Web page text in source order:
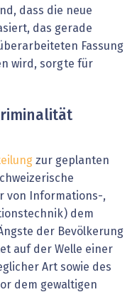
dass die neue
das gerade
Fassung
wird, sorgte für
zur geplanten
von Informations-,
dem
der Bevölkerung
auf der Welle einer
Art sowie des
dem gewaltigen